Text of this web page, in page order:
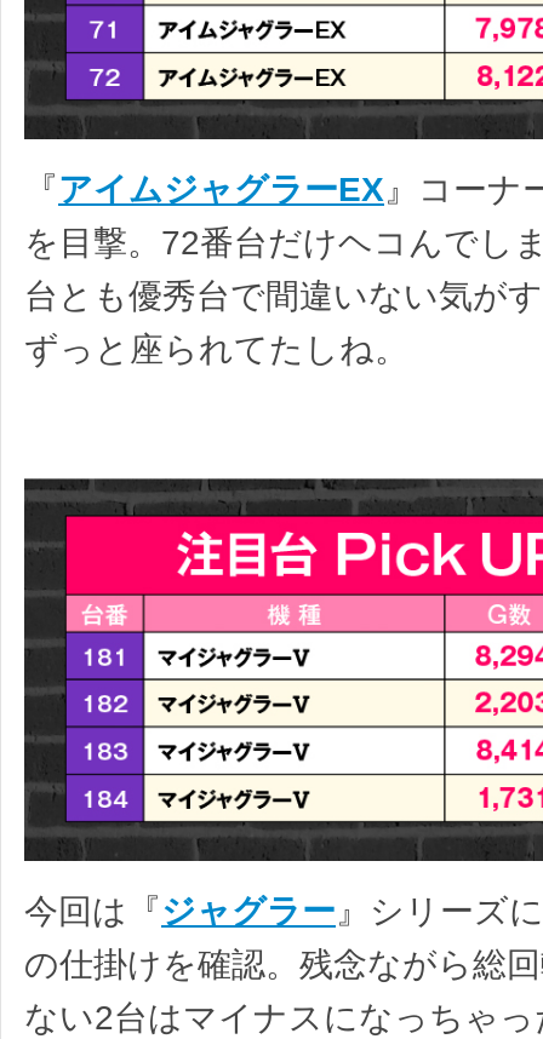
『アイムジャグラーEX 』コーナ
を目撃。72番台だけヘコんでし
台とも優秀台で間違いない気が
ずっと座られてたしね。
今回は『ジャグラー 』シリーズ
の仕掛けを確認。残念ながら総
ない2台はマイナスになっちゃ